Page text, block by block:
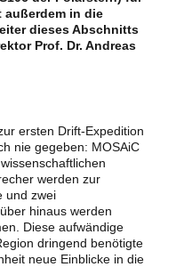
außerdem in die
dieses Abschnitts
Prof. Dr. Andreas
ersten Drift-Expedition
nie gegeben: MOSAiC
werden zur
und zwei
hinaus werden
Diese aufwändige
dringend benötigte
neue Einblicke in die